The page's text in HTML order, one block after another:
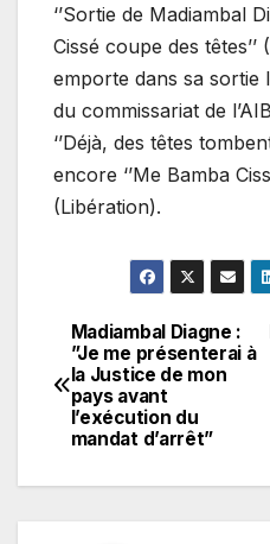
‘’Sortie de Madiambal
Cissé coupe des têtes’’
emporte dans sa sortie
du commissariat de
‘’Déjà, des têtes
encore ‘’Me Bamba
(Libération).
Navigation
de
l’article
Madiambal Diagne :
”Je me présenterai à
la Justice de mon
pays avant
l’exécution du
mandat d’arrêt”